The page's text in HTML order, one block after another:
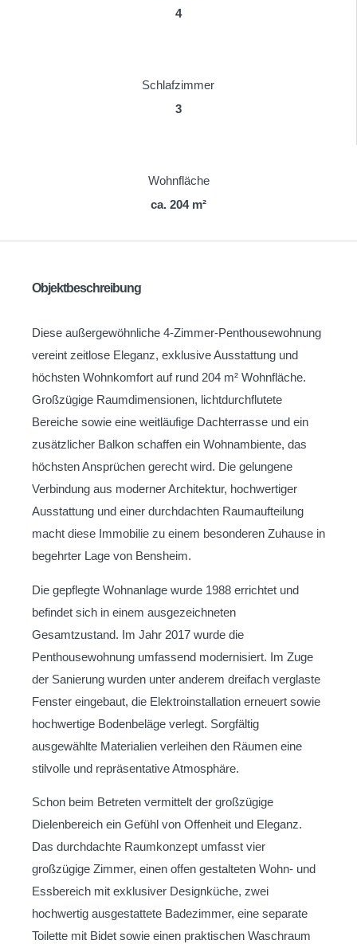
4
Schlafzimmer
3
Wohnfläche
ca. 204 m²
Objektbeschreibung
Diese außergewöhnliche 4-Zimmer-Penthousewohnung
vereint zeitlose Eleganz, exklusive Ausstattung und
höchsten Wohnkomfort auf rund 204 m² Wohnfläche.
Großzügige Raumdimensionen, lichtdurchflutete
Bereiche sowie eine weitläufige Dachterrasse und ein
zusätzlicher Balkon schaffen ein Wohnambiente, das
höchsten Ansprüchen gerecht wird. Die gelungene
Verbindung aus moderner Architektur, hochwertiger
Ausstattung und einer durchdachten Raumaufteilung
macht diese Immobilie zu einem besonderen Zuhause in
begehrter Lage von Bensheim.
Die gepflegte Wohnanlage wurde 1988 errichtet und
befindet sich in einem ausgezeichneten
Gesamtzustand. Im Jahr 2017 wurde die
Penthousewohnung umfassend modernisiert. Im Zuge
der Sanierung wurden unter anderem dreifach verglaste
Fenster eingebaut, die Elektroinstallation erneuert sowie
hochwertige Bodenbeläge verlegt. Sorgfältig
ausgewählte Materialien verleihen den Räumen eine
stilvolle und repräsentative Atmosphäre.
Schon beim Betreten vermittelt der großzügige
Dielenbereich ein Gefühl von Offenheit und Eleganz.
Das durchdachte Raumkonzept umfasst vier
großzügige Zimmer, einen offen gestalteten Wohn- und
Essbereich mit exklusiver Designküche, zwei
hochwertig ausgestattete Badezimmer, eine separate
Toilette mit Bidet sowie einen praktischen Waschraum